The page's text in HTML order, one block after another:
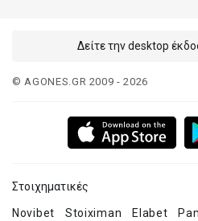
Δείτε την desktop
© AGONES.GR 2009 - 2026
Στοιχηματικές
Novibet Stoiximan Elabet